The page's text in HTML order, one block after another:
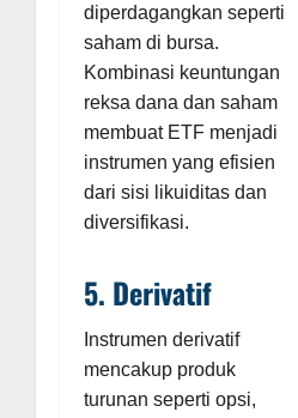
diperdagangkan seperti
saham di bursa.
Kombinasi keuntungan
reksa dana dan saham
membuat ETF menjadi
instrumen yang efisien
dari sisi likuiditas dan
diversifikasi.
5. Derivatif
Instrumen derivatif
mencakup produk
turunan seperti opsi,